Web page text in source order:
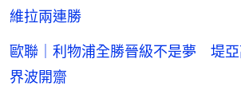
維拉兩連勝
歐聯｜利物浦全勝晉級不是夢 堤亞
界波開齋